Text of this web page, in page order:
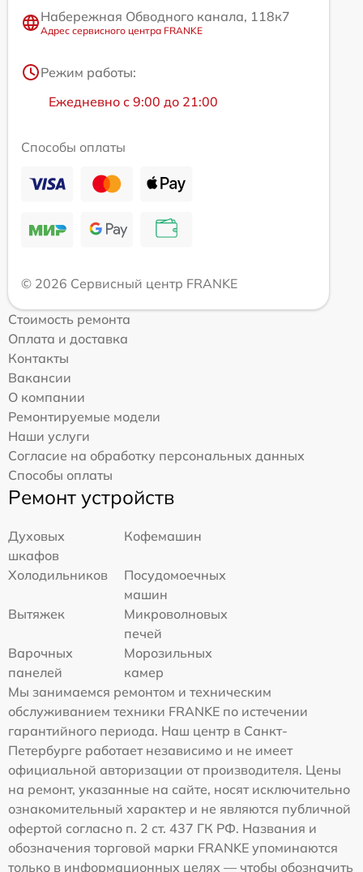
Набережная Обводного канала, 118к7
Адрес сервисного центра FRANKE
Режим работы:
Ежедневно с 9:00 до 21:00
Способы оплаты
© 2026 Сервисный центр FRANKE
Стоимость ремонта
Оплата и доставка
Контакты
Вакансии
О компании
Ремонтируемые модели
Наши услуги
Согласие на обработку персональных данных
Способы оплаты
Ремонт устройств
Духовых
шкафов
Кофемашин
Холодильников
Посудомоечных
машин
Вытяжек
Микроволновых
печей
Варочных
панелей
Морозильных
камер
Мы занимаемся ремонтом и техническим
обслуживанием техники FRANKE по истечении
гарантийного периода. Наш центр в Санкт-
Петербурге работает независимо и не имеет
официальной авторизации от производителя. Цены
на ремонт, указанные на сайте, носят исключительно
ознакомительный характер и не являются публичной
офертой согласно п. 2 ст. 437 ГК РФ. Названия и
обозначения торговой марки FRANKE упоминаются
только в информационных целях — чтобы обозначить